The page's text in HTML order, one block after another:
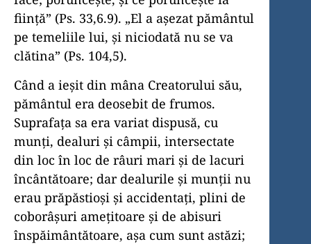
ființă” (Ps. 33,6.9). „El a așezat pământul
pe temeliile lui, și niciodată nu se va
clătina” (Ps. 104,5).
Când a ieșit din mâna Creatorului său,
pământul era deosebit de frumos.
Suprafața sa era variat dispusă, cu
munți, dealuri și câmpii, intersectate
din loc în loc de râuri mari și de lacuri
încântătoare; dar dealurile și munții nu
erau prăpăstioși și accidentați, plini de
coborâșuri amețitoare și de abisuri
înspăimântătoare, așa cum sunt astăzi;